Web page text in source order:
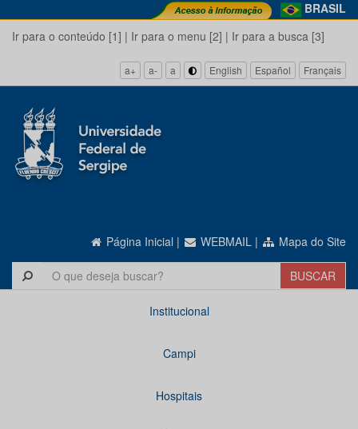
BRASIL
Ir para o conteúdo [1] | Ir para o menu [2] | Ir para a busca [3]
a+ a- a English Español Français
Página Inicial | WEBMAIL | Mapa do Site
Institucional
Campi
Hospitais